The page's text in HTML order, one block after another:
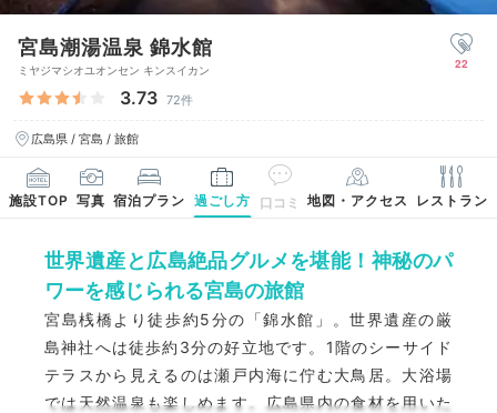
宮島潮湯温泉 錦水館
ミヤジマシオユオンセン キンスイカン
3.73 72件
広島県 / 宮島 / 旅館
22
施設TOP 写真 宿泊プラン 過ごし方 口コミ 地図・アクセス レストラン
世界遺産と広島絶品グルメを堪能！神秘のパ
ワーを感じられる宮島の旅館
宮島桟橋より徒歩約5分の「錦水館」。世界遺産の厳
島神社へは徒歩約3分の好立地です。1階のシーサイド
テラスから見えるのは瀬戸内海に佇む大鳥居。大浴場
では天然温泉も楽しめます。広島県内の食材を用いた